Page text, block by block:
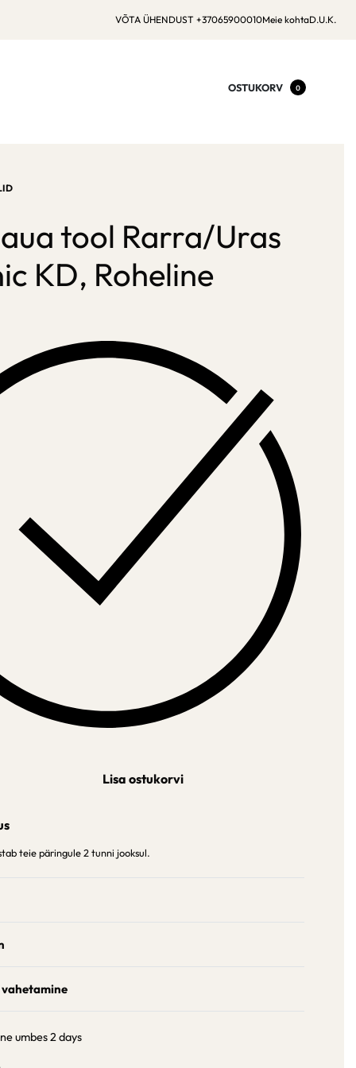
VÕTA ÜHENDUST +37065900010Meie kohtaD.U.K.
OSTUKORV 0
tool Rarra/Uras
KD, Roheline
Lisa ostukorvi
teie päringule 2 tunni jooksul.
umbes2 days